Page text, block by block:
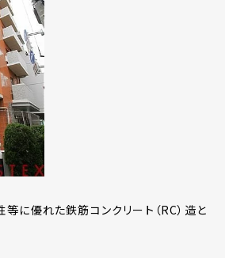
等に優れた鉄筋コンクリート（RC）造と